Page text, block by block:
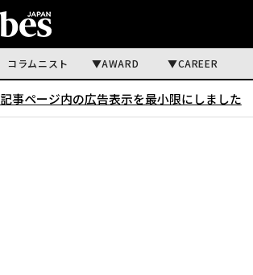
コラムニスト AWARD CAREER
記事ページ内の広告表示を最小限にしました